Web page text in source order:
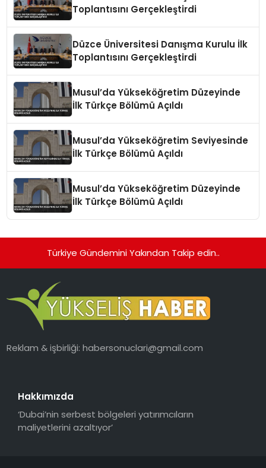
Toplantısını Gerçekleştirdi
Düzce Üniversitesi Danışma Kurulu İlk
Toplantısını Gerçekleştirdi
Musul’da Yükseköğretim Düzeyinde
İlk Türkçe Bölümü Açıldı
Musul’da Yükseköğretim Seviyesinde
İlk Türkçe Bölümü Açıldı
Musul’da Yükseköğretim Düzeyinde
İlk Türkçe Bölümü Açıldı
Türkiye Gündemini Yakından Takip edin..
Reklam & işbirliği:habersonuclari@gmail.com
Hakkımızda
‘Dubai’nin serbest bölgeleri yatırımcıların
maliyetlerini azaltıyor’